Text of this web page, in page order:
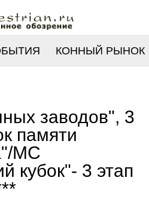
КОННЫЙ РЫНОК
заводов", 3
памяти
МС
кубок"- 3 этап